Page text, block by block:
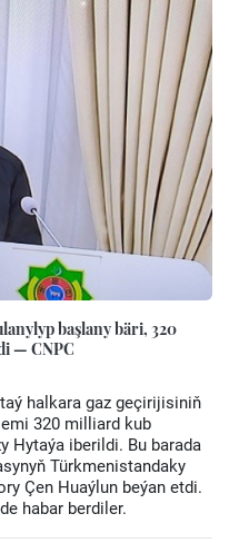
başlany bäri, 320
— CNPC
halkara gaz geçirijisiniň
320 milliard kub
Hytaýa iberildi. Bu barada
Türkmenistandaky
Çen Huaýlun beýan etdi.
habar berdiler.